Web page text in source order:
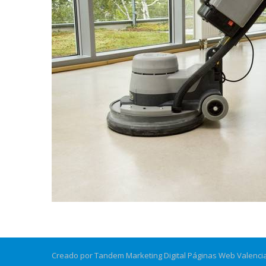
Creado por Tandem Marketing Digital Páginas Web